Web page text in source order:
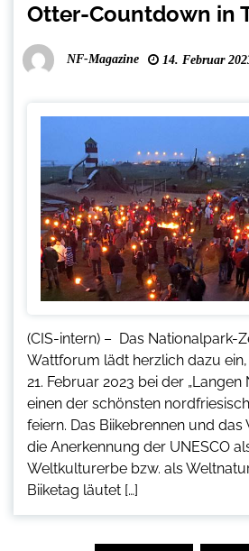
Otter-Countdown in
NF-Magazine 14. Februar
(CIS-intern) – Das Nationalpark-
Wattforum lädt herzlich dazu
21. Februar 2023 bei der „Langen
einen der schönsten
feiern. Das Biikebrennen und
die Anerkennung der UNESCO
Weltkulturerbe bzw. als
Biiketag läutet […]